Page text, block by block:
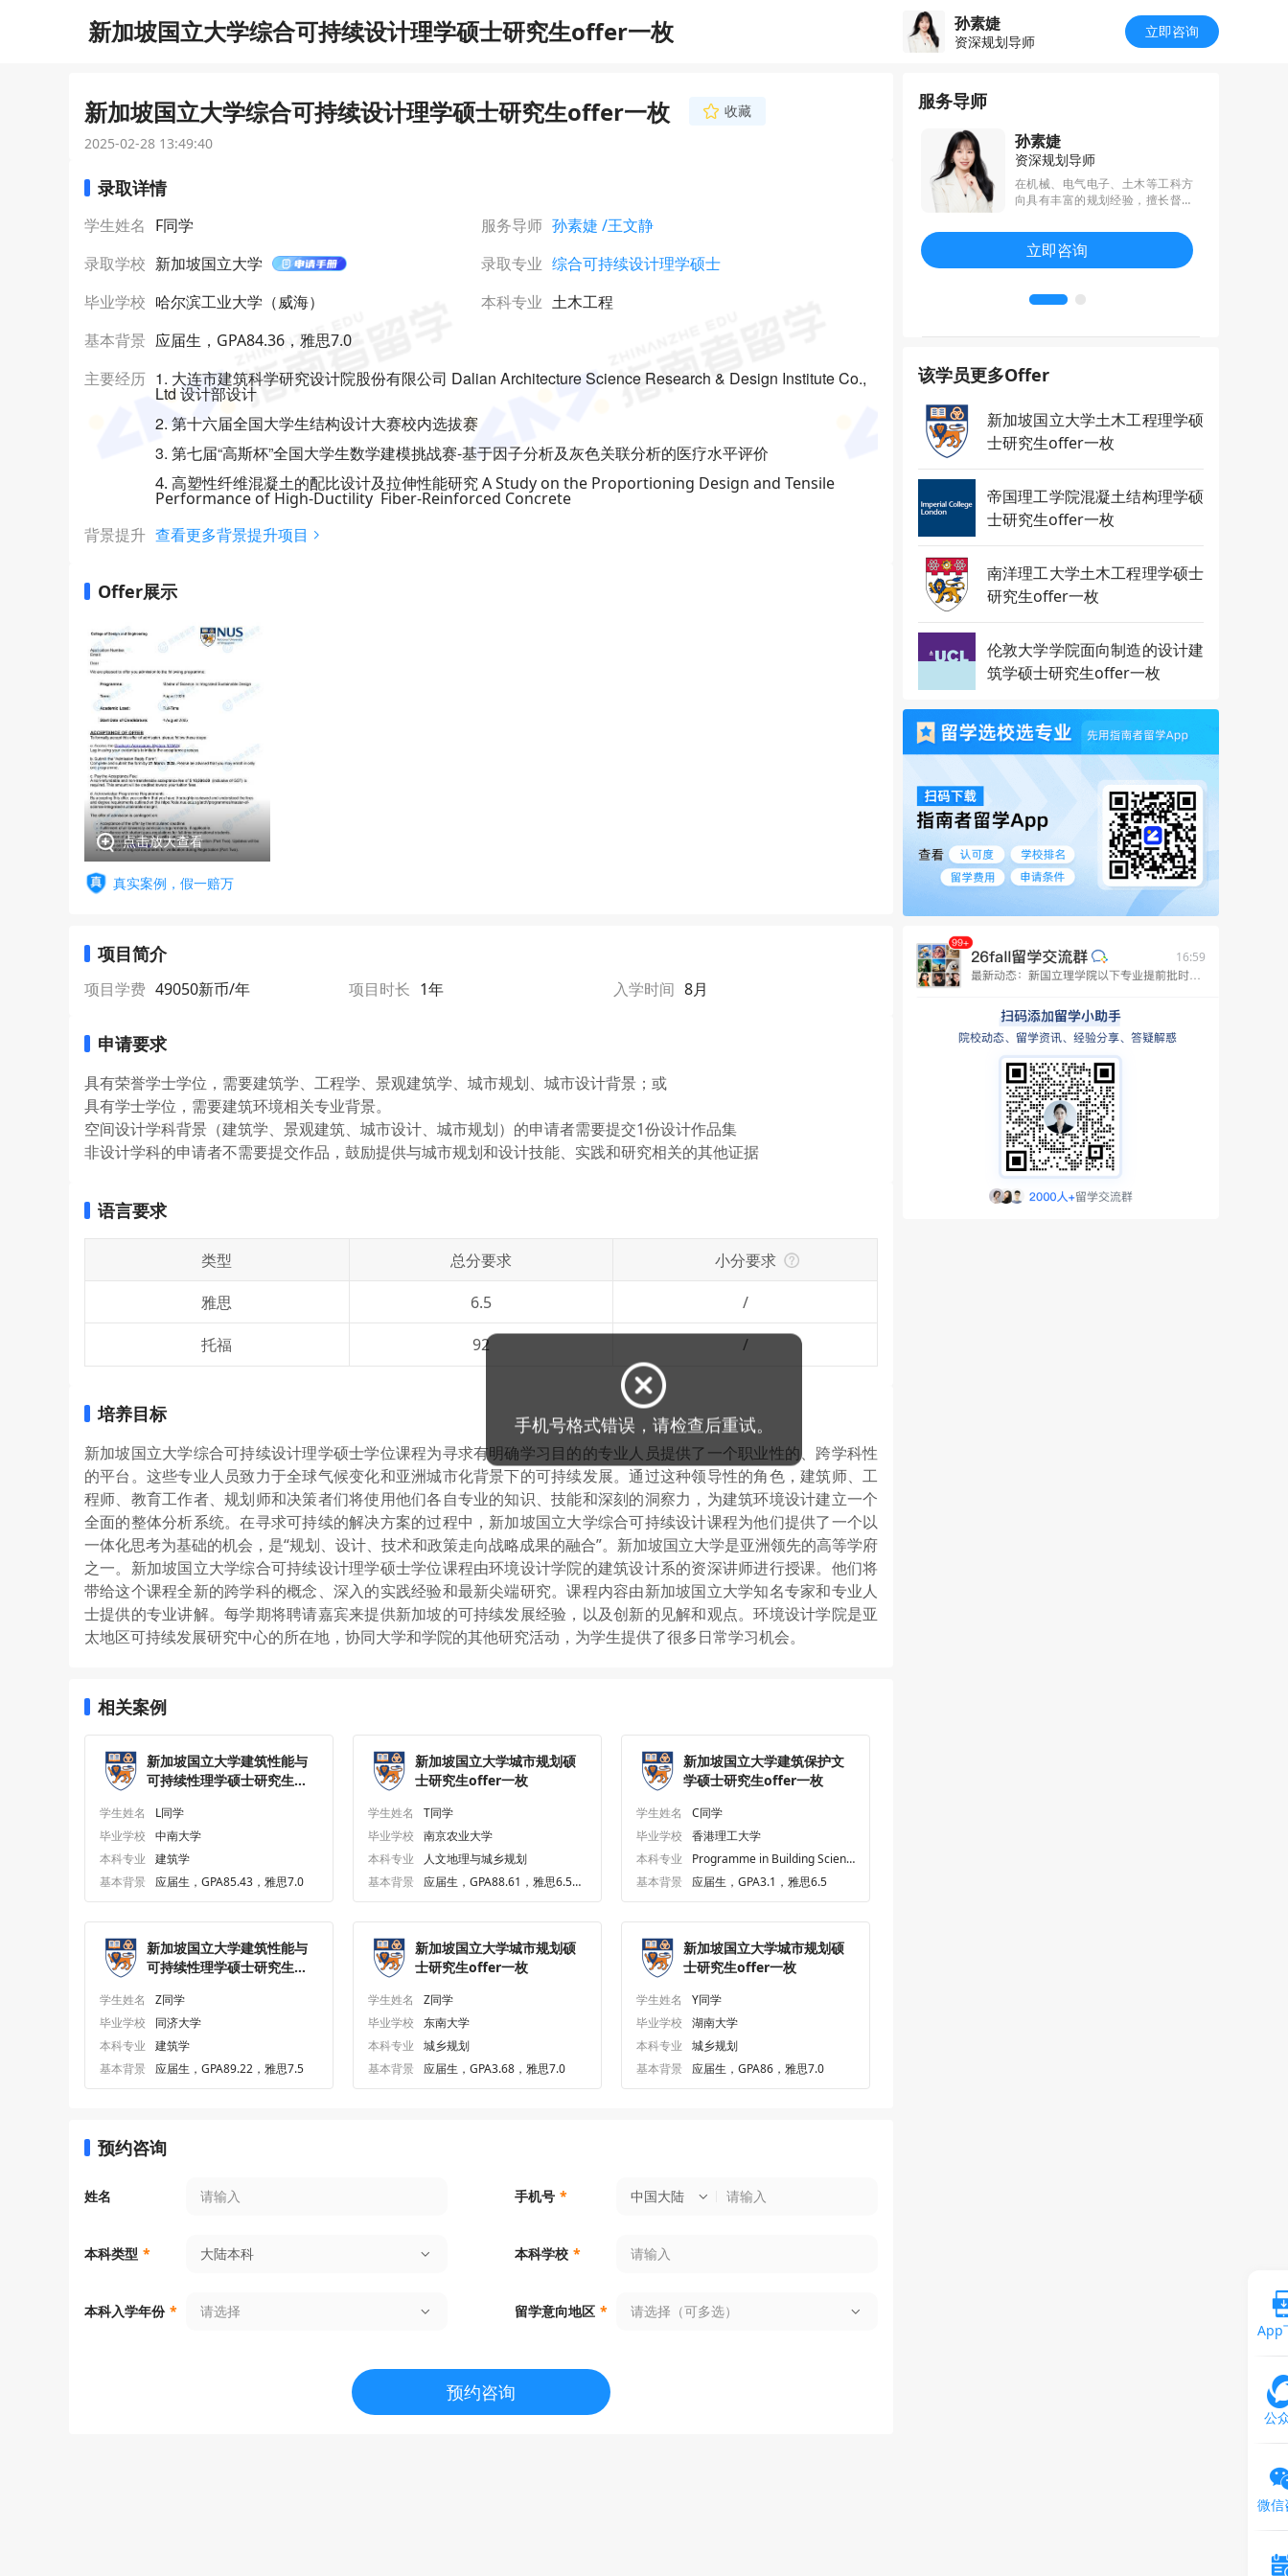
新加坡国立大学综合可持续设计理学硕士研究生offer一枚 孙素婕
资深规划导师
立即咨询
新加坡国立大学综合可持续设计理学硕士研究生offer一枚
收藏
2025-02-28 13:49:40
录取详情
学生姓名 F同学 服务导师 孙素婕 /王文静
录取学校 新加坡国立大学 录取专业 综合可持续设计理学硕士
毕业学校 哈尔滨工业大学（威海） 本科专业 土木工程
基本背景 应届生，GPA84.36，雅思7.0
主要经历 1. 大连市建筑科学研究设计院股份有限公司 Dalian Architecture Science Research & Design Institute Co.,
Ltd 设计部设计
2. 第十六届全国大学生结构设计大赛校内选拔赛
3. 第七届“高斯杯”全国大学生数学建模挑战赛-基于因子分析及灰色关联分析的医疗水平评价
4. 高塑性纤维混凝土的配比设计及拉伸性能研究 A Study on the Proportioning Design and Tensile
Performance of High-Ductility Fiber-Reinforced Concrete
背景提升 查看更多背景提升项目
Offer展示
点击放大查看
真实案例，假一赔万
项目简介
项目学费 49050新币/年 项目时长 1年 入学时间 8月
申请要求
具有荣誉学士学位，需要建筑学、工程学、景观建筑学、城市规划、城市设计背景；或
具有学士学位，需要建筑环境相关专业背景。
空间设计学科背景（建筑学、景观建筑、城市设计、城市规划）的申请者需要提交1份设计作品集
非设计学科的申请者不需要提交作品，鼓励提供与城市规划和设计技能、实践和研究相关的其他证据
语言要求
类型 总分要求
小分要求
雅思
6.5 /
托福 92 /
培养目标
新加坡国立大学综合可持续设计理学硕士学位课程为寻求有明确学习目的的专业人员提供了一个职业性的、跨学科性
的平台。这些专业人员致力于全球气候变化和亚洲城市化背景下的可持续发展。通过这种领导性的角色，建筑师、工
程师、教育工作者、规划师和决策者们将使用他们各自专业的知识、技能和深刻的洞察力，为建筑环境设计建立一个
全面的整体分析系统。在寻求可持续的解决方案的过程中，新加坡国立大学综合可持续设计课程为他们提供了一个以
一体化思考为基础的机会，是“规划、设计、技术和政策走向战略成果的融合”。新加坡国立大学是亚洲领先的高等学府
之一。新加坡国立大学综合可持续设计理学硕士学位课程由环境设计学院的建筑设计系的资深讲师进行授课。他们将
带给这个课程全新的跨学科的概念、深入的实践经验和最新尖端研究。课程内容由新加坡国立大学知名专家和专业人
士提供的专业讲解。每学期将聘请嘉宾来提供新加坡的可持续发展经验，以及创新的见解和观点。环境设计学院是亚
太地区可持续发展研究中心的所在地，协同大学和学院的其他研究活动，为学生提供了很多日常学习机会。
相关案例
新加坡国立大学建筑性能与
可持续性理学硕士研究生
学生姓名
L同学
毕业学校
中南大学
本科专业 建筑学
基本背景
应届生，GPA85.43，雅思7.0
新加坡国立大学城市规划硕
士研究生offer一枚
学生姓名
T同学
毕业学校
南京农业大学
本科专业 人文地理与城乡规划
基本背景
应届生，GPA88.61，雅思6.5、
新加坡国立大学建筑保护文
学硕士研究生offer一枚
学生姓名
C同学
毕业学校
香港理工大学
本科专业
Programme in Building Scienc
es and Engineering
基本背景 应届生，GPA3.1，雅思6.5
新加坡国立大学建筑性能与
可持续性理学硕士研究生
学生姓名
Z同学
毕业学校
同济大学
本科专业 建筑学
基本背景
应届生，GPA89.22，雅思7.5
新加坡国立大学城市规划硕
士研究生offer一枚
学生姓名
Z同学
毕业学校
东南大学
本科专业 城乡规划
基本背景
应届生，GPA3.68，雅思7.0
新加坡国立大学城市规划硕
士研究生offer一枚
学生姓名
Y同学
毕业学校
湖南大学
本科专业 城乡规划
基本背景
应届生，GPA86，雅思7.0
预约咨询
姓名 手机号 * 中国大陆
本科类型 * 大陆本科 本科学校 *
本科入学年份 * 请选择 留学意向地区 * 请选择（可多选）
预约咨询
服务导师
孙素婕
资深规划导师
在机械、电气电子、土木等工科方
向具有丰富的规划经验，擅长督促
校内外科研项目，所带学生在“西门
子杯”中国智能制造挑战赛、高校电
气电子工程创新大赛、全国BIM建
世等名企实习offer。
立即咨询
该学员更多Offer
新加坡国立大学土木工程理学硕
士研究生offer一枚
帝国理工学院混凝土结构理学硕
士研究生offer一枚
南洋理工大学土木工程理学硕士
研究生offer一枚
伦敦大学学院面向制造的设计建
筑学硕士研究生offer一枚
16:59
App
公
微信